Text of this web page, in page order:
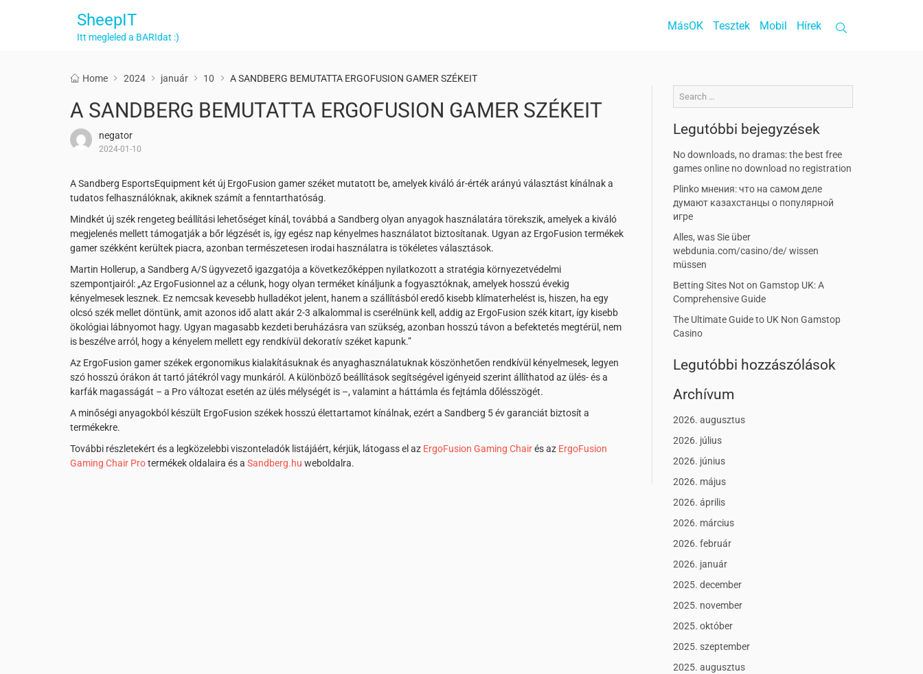
SheepIT
Itt megleled a BARIdat :)
Hírek
Mobil
Tesztek
MásOK
Home 2024 január 10 A SANDBERG BEMUTATTA ERGOFUSION GAMER SZÉKEIT
A SANDBERG BEMUTATTA ERGOFUSION GAMER SZÉKEIT
negator
2024-01-10
A Sandberg EsportsEquipment két új ErgoFusion gamer széket mutatott be, amelyek kiváló ár-érték arányú választást kínálnak a
tudatos felhasználóknak, akiknek számít a fenntarthatóság.
Mindkét új szék rengeteg beállítási lehetőséget kínál, továbbá a Sandberg olyan anyagok használatára törekszik, amelyek a kiváló
megjelenés mellett támogatják a bőr légzését is, így egész nap kényelmes használatot biztosítanak. Ugyan az ErgoFusion termékek
gamer székként kerültek piacra, azonban természetesen irodai használatra is tökéletes választások.
Martin Hollerup, a Sandberg A/S ügyvezető igazgatója a következőképpen nyilatkozott a stratégia környezetvédelmi
szempontjairól: „Az ErgoFusionnel az a célunk, hogy olyan terméket kínáljunk a fogyasztóknak, amelyek hosszú évekig
kényelmesek lesznek. Ez nemcsak kevesebb hulladékot jelent, hanem a szállításból eredő kisebb klímaterhelést is, hiszen, ha egy
olcsó szék mellet döntünk, amit azonos idő alatt akár 2-3 alkalommal is cserélnünk kell, addig az ErgoFusion szék kitart, így kisebb
ökológiai lábnyomot hagy. Ugyan magasabb kezdeti beruházásra van szükség, azonban hosszú távon a befektetés megtérül, nem
is beszélve arról, hogy a kényelem mellett egy rendkívül dekoratív széket kapunk.”
Az ErgoFusion gamer székek ergonomikus kialakításuknak és anyaghasználatuknak köszönhetően rendkívül kényelmesek, legyen
szó hosszú órákon át tartó játékról vagy munkáról. A különböző beállítások segítségével igényeid szerint állíthatod az ülés- és a
karfák magasságát – a Pro változat esetén az ülés mélységét is –, valamint a háttámla és fejtámla dőlésszögét.
A minőségi anyagokból készült ErgoFusion székek hosszú élettartamot kínálnak, ezért a Sandberg 5 év garanciát biztosít a
termékekre.
További részletekért és a legközelebbi viszonteladók listájáért, kérjük, látogass el az ErgoFusion Gaming Chairés az ErgoFusion
Gaming Chair Protermékek oldalaira és a Sandberg.hu weboldalra.
Legutóbbi bejegyzések
No downloads, no dramas: the best free
games online no download no registration
Plinko мнения: что на самом деле
думают казахстанцы о популярной
игре
Alles, was Sie über
webdunia.com/casino/de/ wissen
müssen
Betting Sites Not on Gamstop UK: A
Comprehensive Guide
The Ultimate Guide to UK Non Gamstop
Casino
Legutóbbi hozzászólások
Archívum
2026. augusztus
2026. július
2026. június
2026. május
2026. április
2026. március
2026. február
2026. január
2025. december
2025. november
2025. október
2025. szeptember
2025. augusztus